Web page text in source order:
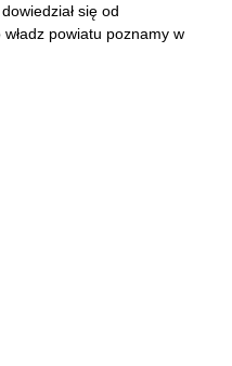
się od
powiatu poznamy w